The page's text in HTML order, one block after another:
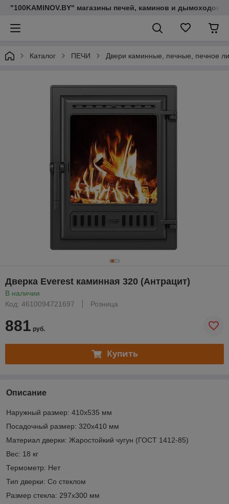
"100KAMINOV.BY" магазины печей, каминов и дымоходов
Каталог ПЕЧИ Двери каминные, печные, печное
Дверка Everest каминная 320 (Антрацит)
В наличии
Код: 4610094721697
Розница
881 руб.
Купить
Описание
Наружный размер: 410х535 мм
Посадочный размер: 320х410 мм
Материал дверки: Жаростойкий чугун (ГОСТ 1412-85)
Вес: 18 кг
Термометр: Нет
Тип дверки: Со стеклом
Размер стекла: 297х300 мм